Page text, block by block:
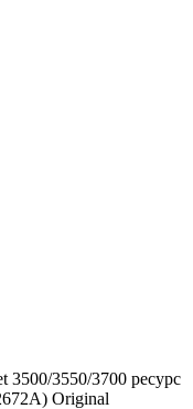
3500/3550/3700 ​​ресурс
Original